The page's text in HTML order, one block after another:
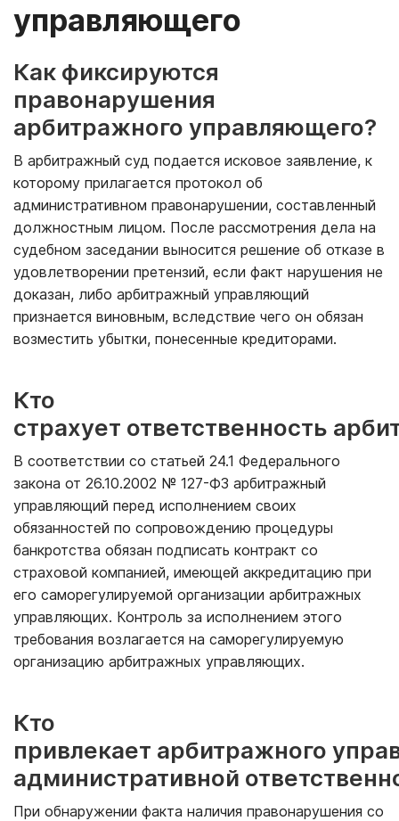
управляющего
Как фиксируются
правонарушения
арбитражного управляющего?
В арбитражный суд подается исковое заявление, к
которому прилагается протокол об
административном правонарушении, составленный
должностным лицом. После рассмотрения дела на
судебном заседании выносится решение об отказе в
удовлетворении претензий, если факт нарушения не
доказан, либо арбитражный управляющий
признается виновным, вследствие чего он обязан
возместить убытки, понесенные кредиторами.
Кто
страхует ответственность
В соответствии со статьей 24.1 Федерального
закона от 26.10.2002 № 127-ФЗ арбитражный
управляющий перед исполнением своих
обязанностей по сопровождению процедуры
банкротства обязан подписать контракт со
страховой компанией, имеющей аккредитацию при
его саморегулируемой организации арбитражных
управляющих. Контроль за исполнением этого
требования возлагается на саморегулируемую
организацию арбитражных управляющих.
Кто
привлекает арбитражного
административной
При обнаружении факта наличия правонарушения со